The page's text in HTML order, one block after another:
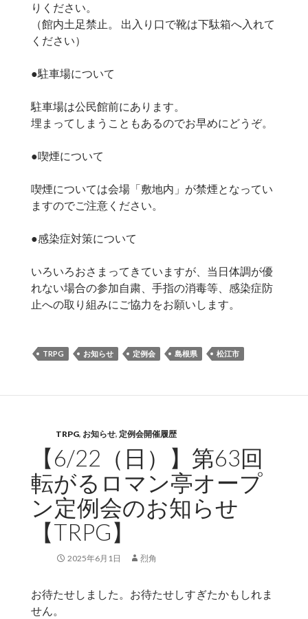
りください。
（館内土足禁止。 出入り口で靴は下駄箱へ入れて
ください）
●駐車場について
駐車場は公民館前にあります。
埋まってしまうこともあるのでお早めにどうぞ。
●喫煙について
喫煙については会場「敷地内」が禁煙となってい
ますのでご注意ください。
●感染症対策について
いろいろおさまってきていますが、当日体調が優
れない場合の参加自粛、手指の消毒等、感染症防
止への取り組みにご協力をお願いします。
TRPG お知らせ 定例会 島根県 松江市
TRPG, お知らせ, 定例会開催履歴
【6/22（日）】第63回
転がるロマン亭オープ
ン定例会のお知らせ
【TRPG】
2025年6月1日 烈角
お待たせしました。お待たせしすぎたかもしれま
せん。